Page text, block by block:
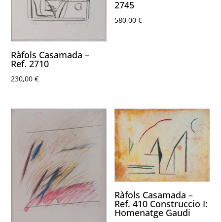
Ràfols Casamada –
Ref. 2710
230,00€
2745
580,00€
Ràfols Casamada –
Ref. 410 Construccio I:
Homenatge Gaudi